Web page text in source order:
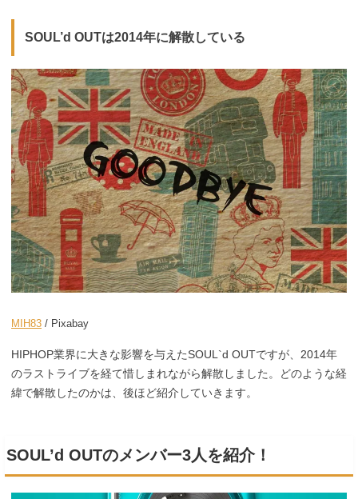
SOUL’d OUTは2014年に解散している
MIH83 / Pixabay
HIPHOP業界に大きな影響を与えたSOUL`d OUTですが、2014年
のラストライブを経て惜しまれながら解散しました。どのような経
緯で解散したのかは、後ほど紹介していきます。
SOUL’d OUTのメンバー3人を紹介！